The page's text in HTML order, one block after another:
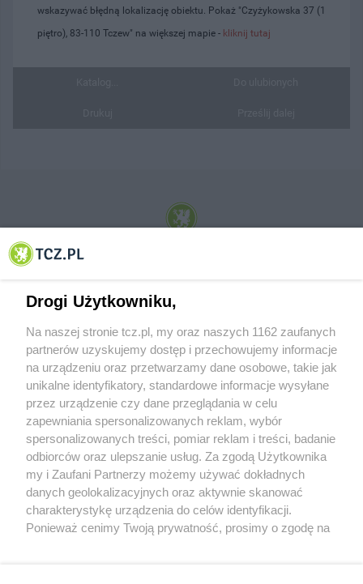
wskazywać błędną lokalizację obiektu. Pokaż "Czyżykowska 37 (1
piętro), 83-110 Tczew" na większej mapie - kliknij tutaj
© 2001-2026 Tczew - TCZ.PL Sp. z o.o. Internetowy Serwis Informacyjny Miasta
O FIRMIE POLITYKA PRYWATNOŚCI HOSTING
REKLAMA WSPÓŁPRACA RSS FACEBOOK KONTAKT
Nasze serwisy
Aktualności
Tcz24
Muzyka i kultura
Archiwum wydarzeń
Drogi Użytkowniku,
Na naszej stronie tcz.pl, my oraz naszych 1162 zaufanych
partnerów uzyskujemy dostęp i przechowujemy informacje
na urządzeniu oraz przetwarzamy dane osobowe, takie jak
unikalne identyfikatory, standardowe informacje wysyłane
przez urządzenie czy dane przeglądania w celu
zapewniania spersonalizowanych reklam, wybór
spersonalizowanych treści, pomiar reklam i treści, badanie
odbiorców oraz ulepszanie usług. Za zgodą Użytkownika
my i Zaufani Partnerzy możemy używać dokładnych
danych geolokalizacyjnych oraz aktywnie skanować
charakterystykę urządzenia do celów identyfikacji.
Ponieważ cenimy Twoją prywatność, prosimy o zgodę na